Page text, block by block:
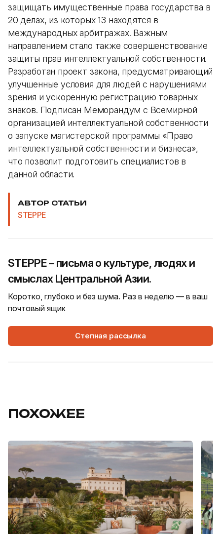
защищать имущественные права государства в
20 делах, из которых 13 находятся в
международных арбитражах. Важным
направлением стало также совершенствование
защиты прав интеллектуальной собственности.
Разработан проект закона, предусматривающий
улучшенные условия для людей с нарушениями
зрения и ускоренную регистрацию товарных
знаков. Подписан Меморандум с Всемирной
организацией интеллектуальной собственности
о запуске магистерской программы «Право
интеллектуальной собственности и бизнеса»,
что позволит подготовить специалистов в
данной области.
АВТОР СТАТЬИ
STEPPE
STEPPE – письма о культуре, людях и
смыслах Центральной Азии.
Коротко, глубоко и без шума. Раз в неделю — в ваш
почтовый ящик
Степная рассылка
ПОХОЖЕЕ